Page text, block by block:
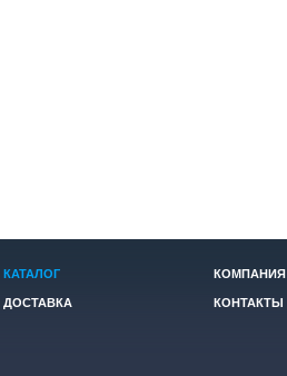
КАТАЛОГ КОМПАНИЯ
ДОСТАВКА КОНТАКТЫ